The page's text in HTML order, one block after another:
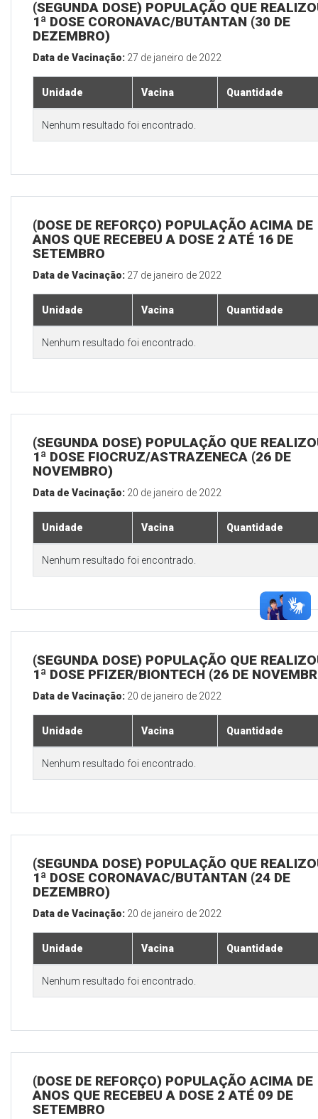
(SEGUNDA DOSE) POPULAÇÃO QUE
1ª DOSE CORONAVAC/BUTANTAN (30 DE
DEZEMBRO)
Data de Vacinação: 27 de janeiro de 2022
Unidade Vacina Quantidade
Nenhum resultado foi encontrado.
(DOSE DE REFORÇO) POPULAÇÃO ACIMA DE
ANOS QUE RECEBEU A DOSE 2 ATÉ 16 DE
SETEMBRO
Data de Vacinação: 27 de janeiro de 2022
Unidade Vacina Quantidade
Nenhum resultado foi encontrado.
(SEGUNDA DOSE) POPULAÇÃO QUE
1ª DOSE FIOCRUZ/ASTRAZENECA (26 DE
NOVEMBRO)
Data de Vacinação: 20 de janeiro de 2022
Unidade Vacina Quantidade
Nenhum resultado foi encontrado.
(SEGUNDA DOSE) POPULAÇÃO QUE
1ª DOSE PFIZER/BIONTECH (26 DE
Data de Vacinação: 20 de janeiro de 2022
Unidade Vacina Quantidade
Nenhum resultado foi encontrado.
(SEGUNDA DOSE) POPULAÇÃO QUE
1ª DOSE CORONAVAC/BUTANTAN (24 DE
DEZEMBRO)
Data de Vacinação: 20 de janeiro de 2022
Unidade Vacina Quantidade
Nenhum resultado foi encontrado.
(DOSE DE REFORÇO) POPULAÇÃO ACIMA DE
ANOS QUE RECEBEU A DOSE 2 ATÉ 09 DE
SETEMBRO